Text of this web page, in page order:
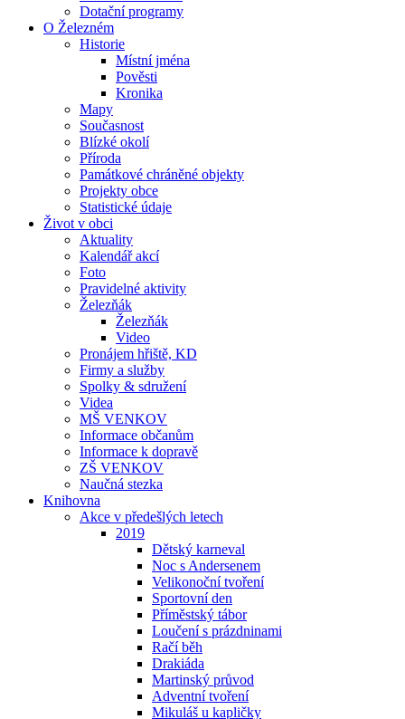
Dotační programy
O Železném
Historie
Místní jména
Pověsti
Kronika
Mapy
Současnost
Blízké okolí
Příroda
Památkové chráněné objekty
Projekty obce
Statistické údaje
Život v obci
Aktuality
Kalendář akcí
Foto
Pravidelné aktivity
Železňák
Železňák
Video
Pronájem hřiště, KD
Firmy a služby
Spolky & sdružení
Videa
MŠ VENKOV
Informace občanům
Informace k dopravě
ZŠ VENKOV
Naučná stezka
Knihovna
Akce v předešlých letech
2019
Dětský karneval
Noc s Andersenem
Velikonoční tvoření
Sportovní den
Příměstský tábor
Loučení s prázdninami
Račí běh
Drakiáda
Martinský průvod
Adventní tvoření
Mikuláš u kapličky